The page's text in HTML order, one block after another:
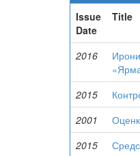
Issue
Date
Title
2016
2015
2001
2015